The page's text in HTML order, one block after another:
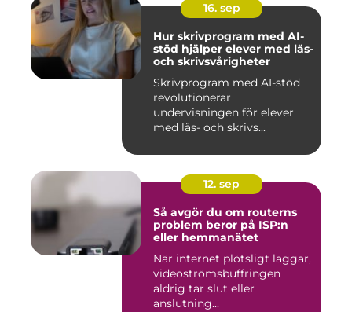
16. sep
Hur skrivprogram med AI-
stöd hjälper elever med läs-
och skrivsvårigheter
Skrivprogram med AI-stöd
revolutionerar
undervisningen för elever
med läs- och skrivs...
12. sep
Så avgör du om routerns
problem beror på ISP:n
eller hemmanätet
När internet plötsligt laggar,
videoströmsbuffringen
aldrig tar slut eller
anslutning...